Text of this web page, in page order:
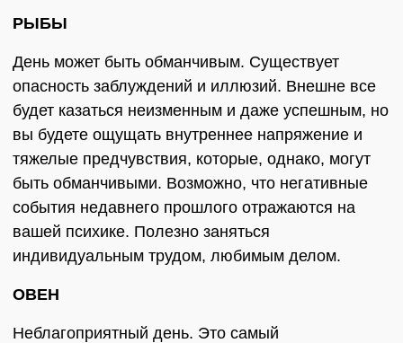
РЫБЫ
День может быть обманчивым. Существует
опасность заблуждений и иллюзий. Внешне все
будет казаться неизменным и даже успешным, но
вы будете ощущать внутреннее напряжение и
тяжелые предчувствия, которые, однако, могут
быть обманчивыми. Возможно, что негативные
события недавнего прошлого отражаются на
вашей психике. Полезно заняться
индивидуальным трудом, любимым делом.
ОВЕН
Неблагоприятный день. Это самый